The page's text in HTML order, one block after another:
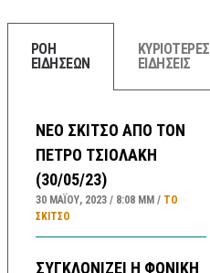
ΡΟΗ
ΕΙΔΗΣΕΩΝ
ΚΥΡΙΟΤΕΡΕΣ
ΕΙΔΗΣΕΙΣ
ΝΕΟ ΣΚΙΤΣΟ ΑΠΟ ΤΟΝ
ΠΕΤΡΟ ΤΣΙΟΛΑΚΗ
(30/05/23)
30 ΜΑΪ́ΟΥ, 2023 8:08 ΜΜ
ΤΟ
ΣΚΊΤΣΟ
ΣΥΓΚΛΟΝΙΖΕΙ Η ΦΟΝΙΚΗ